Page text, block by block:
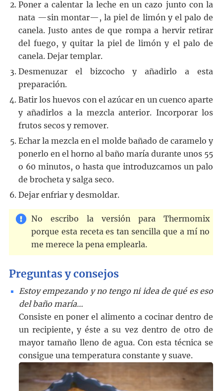
Poner a calentar la leche en un cazo junto con la
nata —sin montar—, la piel de limón y el palo de
canela. Justo antes de que rompa a hervir retirar
del fuego, y quitar la piel de limón y el palo de
canela. Dejar templar.
Desmenuzar el bizcocho y añadirlo a esta
preparación.
Batir los huevos con el azúcar en un cuenco aparte
y añadirlos a la mezcla anterior. Incorporar los
frutos secos y remover.
Echar la mezcla en el molde bañado de caramelo y
ponerlo en el horno al baño maría durante unos 55
o 60 minutos, o hasta que introduzcamos un palo
de brocheta y salga seco.
Dejar enfriar y desmoldar.
No escribo la versión para Thermomix
porque esta receta es tan sencilla que a mí no
me merece la pena emplearla.
Preguntas y consejos
Estoy empezando y no tengo ni idea de qué es eso
del baño maría…
Consiste en poner el alimento a cocinar dentro de
un recipiente, y éste a su vez dentro de otro de
mayor tamaño lleno de agua. Con esta técnica se
consigue una temperatura constante y suave.